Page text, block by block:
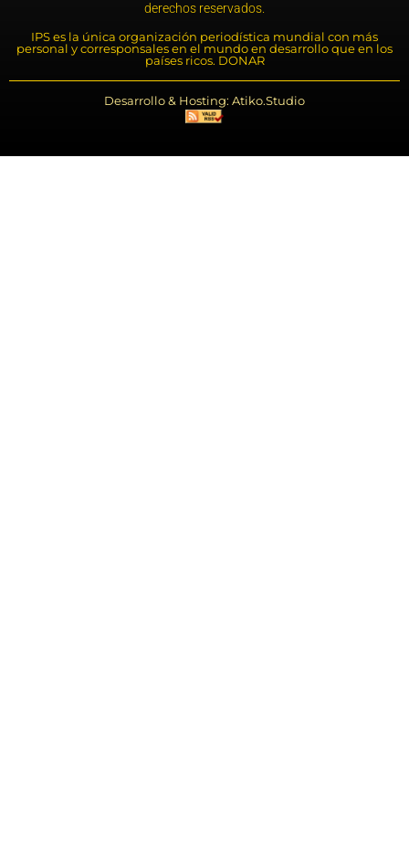
derechos reservados.
IPS es la única organización periodística mundial con más
personal y corresponsales en el mundo en desarrollo que en los
países ricos. DONAR
Desarrollo & Hosting: Atiko.Studio